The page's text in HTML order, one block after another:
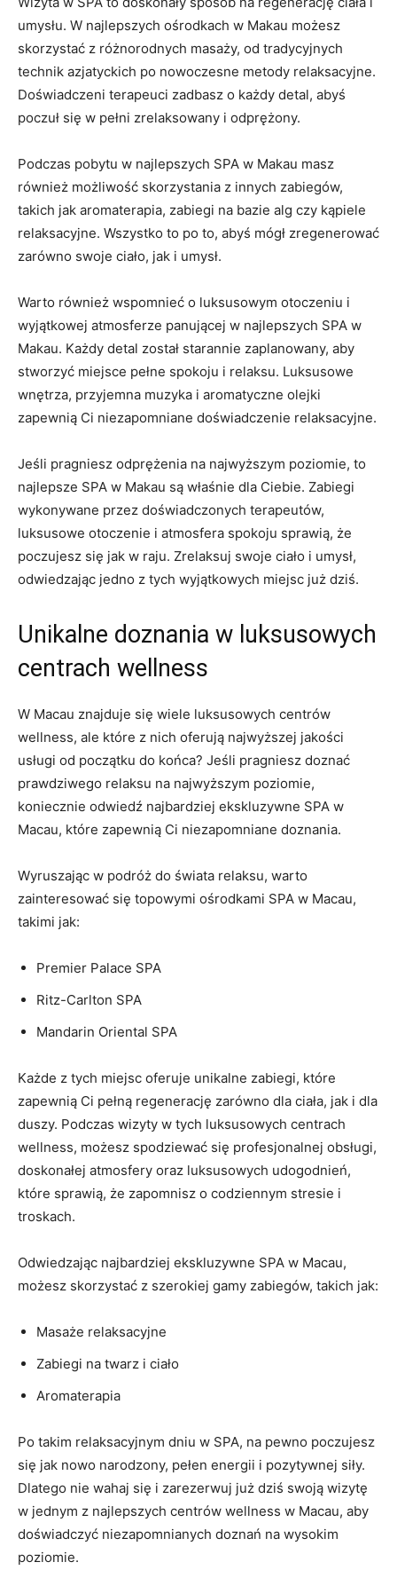
⁣umysłu. ⁤W najlepszych ośrodkach ⁣w Makau​ możesz
skorzystać z różnorodnych ⁤masaży,‍ od tradycyjnych
⁣technik azjatyckich po nowoczesne metody relaksacyjne.
Doświadczeni terapeuci zadbasz o każdy detal, abyś‌
poczuł się ⁤w ‍pełni ‌zrelaksowany i odprężony.
Podczas pobytu w najlepszych SPA w Makau masz
również możliwość skorzystania z⁣ innych zabiegów,
takich jak aromaterapia, zabiegi na bazie alg⁢ czy kąpiele
⁢relaksacyjne. Wszystko to po to,​ abyś mógł zregenerować
⁣zarówno swoje ciało, jak i umysł.
Warto ​również wspomnieć o luksusowym⁤ otoczeniu i
wyjątkowej atmosferze panującej w najlepszych SPA w
Makau. Każdy⁤ detal został starannie zaplanowany, aby
stworzyć miejsce pełne ⁤spokoju i relaksu. Luksusowe
wnętrza, przyjemna muzyka⁤ i aromatyczne olejki ​
zapewnią Ci niezapomniane doświadczenie relaksacyjne.
Jeśli pragniesz⁣ odprężenia​ na najwyższym poziomie, ‌to
najlepsze SPA w Makau są właśnie dla⁢ Ciebie. Zabiegi⁢
wykonywane przez doświadczonych terapeutów,
luksusowe otoczenie i atmosfera spokoju sprawią, że
poczujesz się jak⁢ w raju. Zrelaksuj ⁣swoje ciało i umysł,
odwiedzając jedno z tych wyjątkowych miejsc już‍ dziś.
Unikalne ⁣doznania w luksusowych
centrach wellness
W Macau znajduje się wiele luksusowych⁢ centrów
wellness, ale które z​ nich oferują najwyższej jakości​
usługi od początku do końca? Jeśli pragniesz⁣ doznać
prawdziwego‌ relaksu na ​najwyższym poziomie,
koniecznie odwiedź najbardziej ekskluzywne SPA w
Macau, które zapewnią Ci niezapomniane doznania.
Wyruszając​ w ⁣podróż do świata relaksu, warto
zainteresować się topowymi‍ ośrodkami SPA w ⁢Macau,
takimi jak:
Premier Palace SPA
Ritz-Carlton ‍SPA
Mandarin Oriental SPA
Każde z tych miejsc oferuje unikalne zabiegi, które
zapewnią Ci pełną regenerację zarówno dla ciała, jak i dla
duszy. Podczas wizyty w tych luksusowych‌ centrach
wellness, możesz spodziewać się profesjonalnej obsługi,
doskonałej atmosfery oraz luksusowych udogodnień,
które sprawią, że​ zapomnisz o codziennym stresie i
troskach.
Odwiedzając najbardziej ekskluzywne SPA w Macau,
możesz skorzystać z szerokiej gamy zabiegów, takich ​jak:
Masaże relaksacyjne
Zabiegi na twarz i ciało
Aromaterapia
Po takim relaksacyjnym dniu w SPA, na pewno poczujesz
się jak nowo narodzony, pełen energii i pozytywnej siły.
‍Dlatego nie wahaj się i zarezerwuj już dziś swoją wizytę
w jednym z najlepszych centrów wellness w Macau, aby
‍doświadczyć niezapomnianych doznań na wysokim
poziomie.